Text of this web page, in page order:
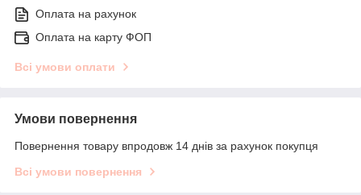
Оплата на рахунок
Оплата на карту ФОП
Всі умови оплати
Умови повернення
Повернення товару впродовж 14 днів за рахунок покупця
Всі умови повернення